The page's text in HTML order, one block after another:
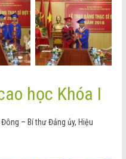
học Khóa I
– Bí thư Đảng ủy, Hiệu